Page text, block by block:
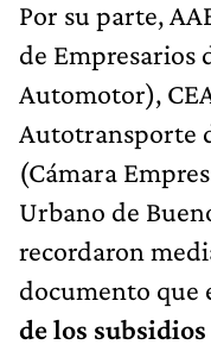
Por su parte,
de Empresarios
Automotor),
Autotransporte
(Cámara
Urbano de
recordaron
documento que
de los